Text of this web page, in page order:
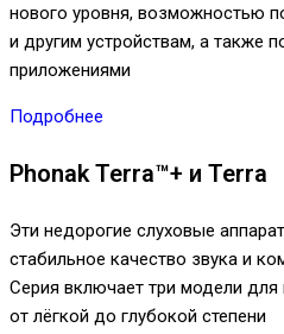
нового уровня, возможностью
и другим устройствам, а также
приложениями
Подробнее
Phonak Terra™+ и Terra
Эти недорогие слуховые
стабильное качество звука и
Серия включает три модели для
от лёгкой до глубокой степени